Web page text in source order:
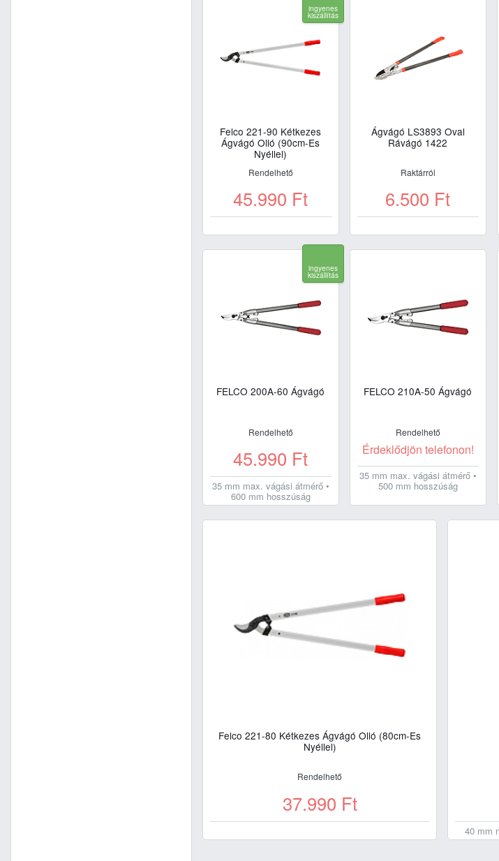
ingyenes
kiszállítás
Felco 221-90 Kétkezes
Ágvágó Olló (90cm-Es
Nyéllel)
Rendelhető
45.990 Ft
Ágvágó LS3893 Oval
Rávágó 1422
Raktárról
6.500 Ft
ingyenes
kiszállítás
FELCO 200A-60 Ágvágó
Rendelhető
45.990 Ft
35 mm max. vágási átmérő •
600 mm hosszúság
FELCO 210A-50 Ágvágó
Rendelhető
Érdeklődjön telefonon!
35 mm max. vágási átmérő •
500 mm hosszúság
Felco 221-80 Kétkezes Ágvágó Olló (80cm-Es
Nyéllel)
Rendelhető
37.990 Ft
40 mm